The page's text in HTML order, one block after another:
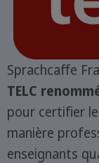
Sprachcaffe
TELC
pour certifier
manière
enseignants